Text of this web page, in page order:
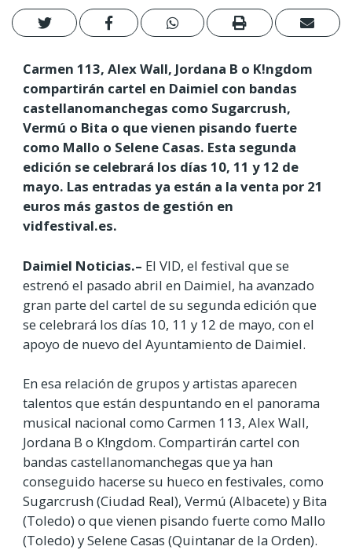
Carmen 113, Alex Wall, Jordana B o K!ngdom
compartirán cartel en Daimiel con bandas
castellanomanchegas como Sugarcrush,
Vermú o Bita o que vienen pisando fuerte
como Mallo o Selene Casas. Esta segunda
edición se celebrará los días 10, 11 y 12 de
mayo. Las entradas ya están a la venta por 21
euros más gastos de gestión en
vidfestival.es.
Daimiel Noticias.– El VID, el festival que se
estrenó el pasado abril en Daimiel, ha avanzado
gran parte del cartel de su segunda edición que
se celebrará los días 10, 11 y 12 de mayo, con el
apoyo de nuevo del Ayuntamiento de Daimiel.
En esa relación de grupos y artistas aparecen
talentos que están despuntando en el panorama
musical nacional como Carmen 113, Alex Wall,
Jordana B o K!ngdom. Compartirán cartel con
bandas castellanomanchegas que ya han
conseguido hacerse su hueco en festivales, como
Sugarcrush (Ciudad Real), Vermú (Albacete) y Bita
(Toledo) o que vienen pisando fuerte como Mallo
(Toledo) y Selene Casas (Quintanar de la Orden).